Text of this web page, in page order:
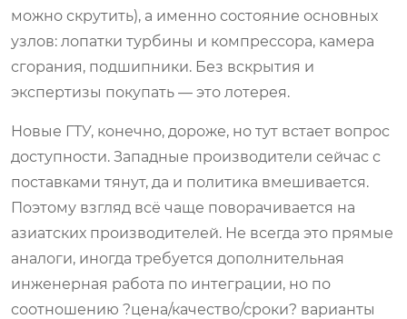
можно скрутить), а именно состояние основных
узлов: лопатки турбины и компрессора, камера
сгорания, подшипники. Без вскрытия и
экспертизы покупать — это лотерея.
Новые ГТУ, конечно, дороже, но тут встает вопрос
доступности. Западные производители сейчас с
поставками тянут, да и политика вмешивается.
Поэтому взгляд всё чаще поворачивается на
азиатских производителей. Не всегда это прямые
аналоги, иногда требуется дополнительная
инженерная работа по интеграции, но по
соотношению ?цена/качество/сроки? варианты